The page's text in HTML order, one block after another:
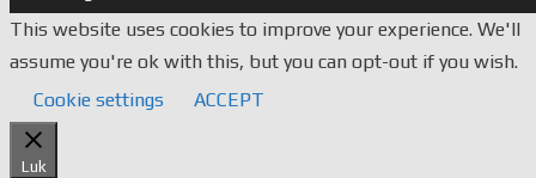
This website uses cookies to improve your experience. We'll
assume you're ok with this, but you can opt-out if you wish.
Cookie settings
ACCEPT
Luk